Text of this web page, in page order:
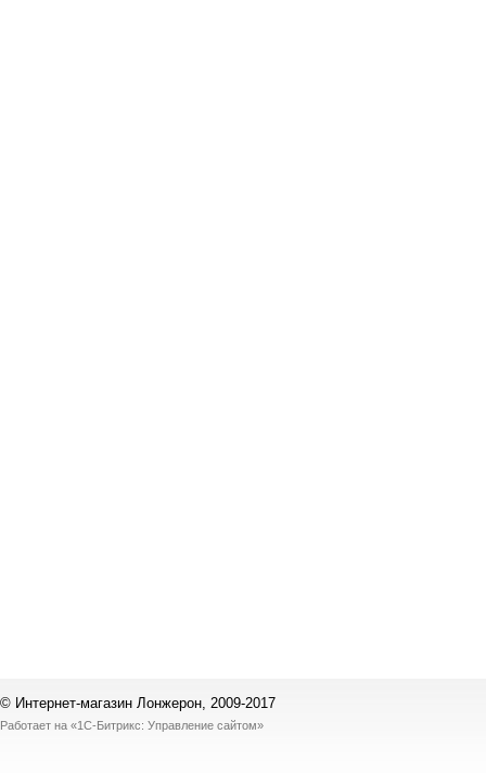
© Интернет-магазин Лонжерон, 2009-2017
Работает на «1С-Битрикс: Управление сайтом»